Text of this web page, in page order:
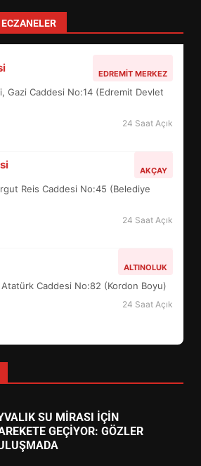
EDREMIT MERKEZ
Gazi Caddesi No:14 (Edremit Devlet
24 Saat Açık
AKÇAY
Reis Caddesi No:45 (Belediye
24 Saat Açık
ALTINOLUK
Caddesi No:82 (Kordon Boyu)
24 Saat Açık
GURURU TÜRKİYE
NE BAŞARDI?
MÜZELERİNDE SÜRE
KAYITLARI NEYİ
YÖNETİM NASIL
SU MİRASI İÇİN
GEÇİYOR: GÖZLER